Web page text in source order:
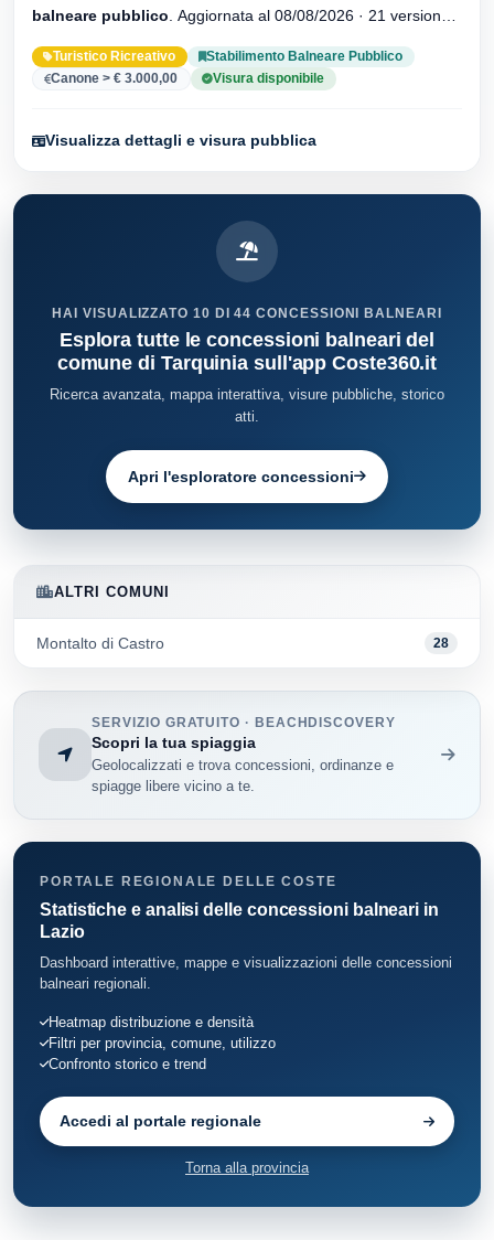
ALTRI COMUNI
Montalto di Castro 28
SERVIZIO GRATUITO · BEACHDISCOVERY
Scopri la tua spiaggia
Geolocalizzati e trova concessioni, ordinanze e
spiagge libere vicino a te.
PORTALE REGIONALE DELLE COSTE
Statistiche e analisi delle concessioni balneari in
Lazio
Dashboard interattive, mappe e visualizzazioni delle concessioni
balneari regionali.
Heatmap distribuzione e densità
Filtri per provincia, comune, utilizzo
Confronto storico e trend
Accedi al portale regionale
Torna alla provincia
balneare pubblico
Turistico Ricreativo
Stabilimento Balneare Pubblico
Canone > € 3.000,00
Visura disponibile
Visualizza dettagli e visura pubblica
HAI VISUALIZZATO 10 DI 44 CONCESSIONI BALNEARI
Esplora tutte le concessioni balneari del
comune di Tarquinia sull'app Coste360.it
Ricerca avanzata, mappa interattiva, visure pubbliche, storico
atti.
Apri l'esploratore concessioni